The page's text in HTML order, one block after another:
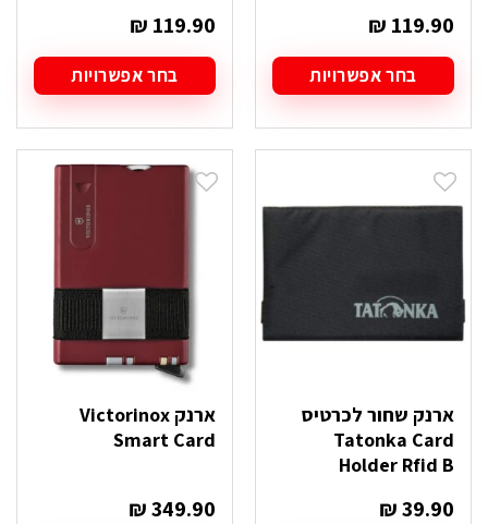
₪ 119.90
בחר אפשרויות
זה
יש
סוגים.
ניתן
המוצר
₪ 119.90
בחר אפשרויות
זה
יש
מספר
סוגים.
בעמוד
ארנק שחור לכרטיס
Tatonka Card
Holder Rfid B
₪39.90
ארנק Victorinox
Smart Card
₪349.90